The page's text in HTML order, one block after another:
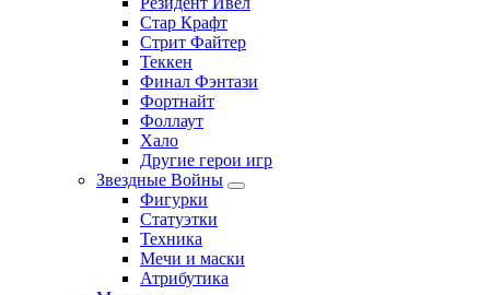
Стар Крафт
Стрит Файтер
Теккен
Финал Фэнтази
Фортнайт
Фоллаут
Хало
Другие герои игр
Звездные Войны
Фигурки
Статуэтки
Техника
Мечи и маски
Атрибутика